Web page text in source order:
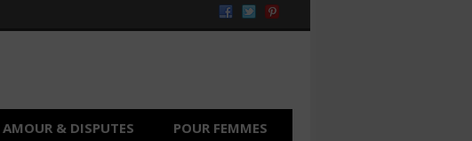
AMOUR & DISPUTES POUR FEMMES